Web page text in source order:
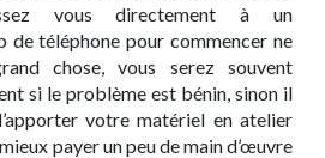
vous directement à un
de téléphone pour commencer ne
chose, vous serez souvent
si le problème est bénin, sinon il
votre matériel en atelier
payer un peu de main d’œuvre